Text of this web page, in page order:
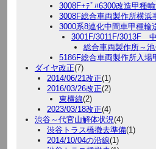
3008F+ﾃﾞﾊ6300改造甲種
3008F総合車両製作所横浜
3000系8連化中間車甲種輸
3001F/3011F/3013F
総合車両製作所～
5186F総合車両製作所入場
ダイヤ改正(7)
2014/06/21改正(1)
2016/03/26改正(2)
東横線(2)
2023/03/18改正(4)
渋谷～代官山解体状況(4)
渋谷トラス橋撤去準備(1)
2014/10/04の沿線(1)